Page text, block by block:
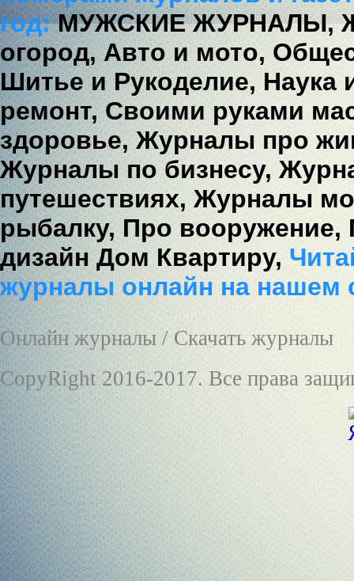
год:МУЖСКИЕ ЖУРНАЛЫ,
огород, Авто и мото,
Шитье и Рукоделие, Наука
ремонт, Своими руками
здоровье, Журналы про
Журналы по бизнесу,
путешествиях, Журналы
рыбалку, Про вооружение,
дизайн Дом Квартиру,
журналы онлайн на нашем
Онлайн журналы / Скачать журналы
CopyRight 2016-2017. Все права